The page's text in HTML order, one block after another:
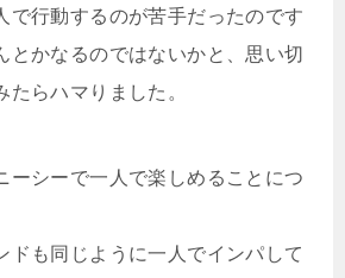
で行動するのが苦手だったのです
とかなるのではないかと、思い切
たらハマりました。
ーシーで一人で楽しめることにつ
ドも同じように一人でインパして